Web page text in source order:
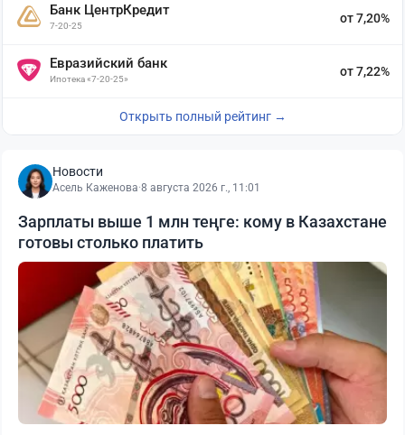
Банк ЦентрКредит
7-20-25
от 7,20%
Евразийский банк
Ипотека «7-20-25»
от 7,22%
Открыть полный рейтинг →
Новости
Асель Каженова·8 августа 2026 г., 11:01
Зарплаты выше 1 млн теңге: кому в Казахстане
готовы столько платить